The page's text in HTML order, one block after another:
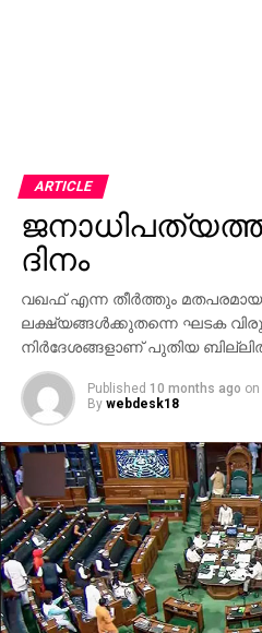
ARTICLE
ദിനം
വഖഫ് എന്ന തീര്‍ത്തും മതപരമായ
ലക്ഷ്യങ്ങള്‍ക്കുതന്നെ ഘടക
നിര്‍ദേശങ്ങളാണ് പുതിയ
Published 10 months ago on
By webdesk18